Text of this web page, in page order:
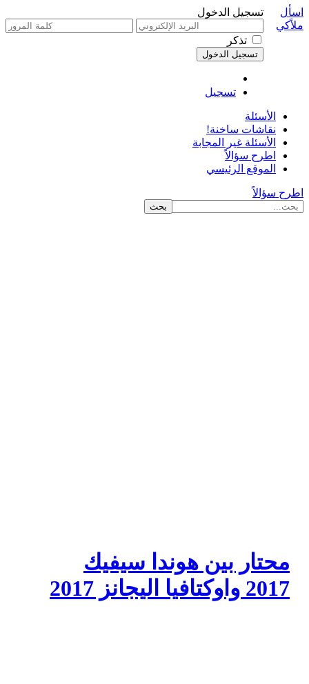
تسجيل الدخول
تذكر
تسجيل
اسأل
ملاًكي
الأسئلة
نقاشات ساخنة!
الأسئلة غير المجابة
اطرح سؤالاً
الموقع الرئيسي
اطرح سؤالاً
محتار بين هوندا سيفيك
2017 واوكتافيا اليجانز 2017